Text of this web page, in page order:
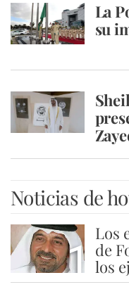
La
su
Noticias de
1
Los
de
los